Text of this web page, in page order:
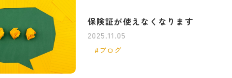
保険証が使えなくなります
2025.11.05
ブログ